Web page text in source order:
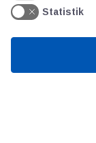
Bitva Statistik